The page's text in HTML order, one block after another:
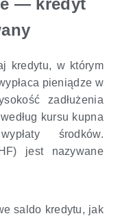
— kredyt
kredytu, w którym
pieniądze w
zadłużenia
kursu kupna
środków.
jest nazywane
saldo kredytu, jak